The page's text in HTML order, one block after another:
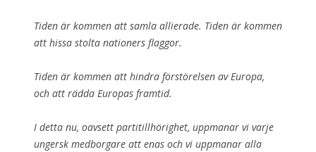
Tiden är kommen att samla allierade. Tiden är kommen
att hissa stolta nationers flaggor.
Tiden är kommen att hindra förstörelsen av Europa,
och att rädda Europas framtid.
I detta nu, oavsett partitillhörighet, uppmanar vi varje
ungersk medborgare att enas och vi uppmanar alla